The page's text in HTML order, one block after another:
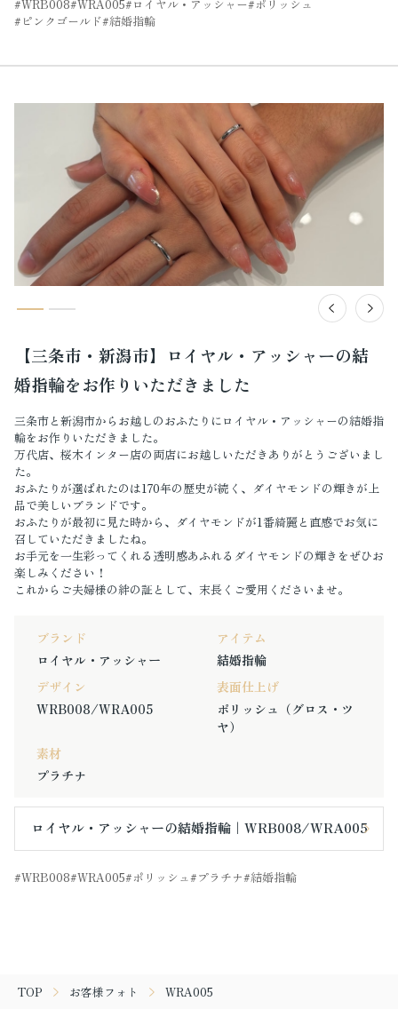
WRB008 WRA005 ロイヤル・アッシャー ポリッシュ
ピンクゴールド 結婚指輪
【三条市・新潟市】ロイヤル・アッシャーの結
婚指輪をお作りいただきました
三条市と新潟市からお越しのおふたりにロイヤル・アッシャーの結婚指
輪をお作りいただきました。
万代店、桜木インター店の両店にお越しいただきありがとうございまし
た。
おふたりが選ばれたのは170年の歴史が続く、ダイヤモンドの輝きが上
品で美しいブランドです。
おふたりが最初に見た時から、ダイヤモンドが1番綺麗と直感でお気に
召していただきましたね。
お手元を一生彩ってくれる透明感あふれるダイヤモンドの輝きをぜひお
楽しみください！
これからご夫婦様の絆の証として、末長くご愛用くださいませ。
ブランド
ロイヤル・アッシャー
アイテム
結婚指輪
デザイン
WRB008/WRA005
表面仕上げ
ポリッシュ（グロス・ツ
ヤ）
素材
プラチナ
ロイヤル・アッシャーの結婚指輪｜WRB008/WRA005
WRB008 WRA005 ポリッシュ プラチナ 結婚指輪
TOP お客様フォト WRA005